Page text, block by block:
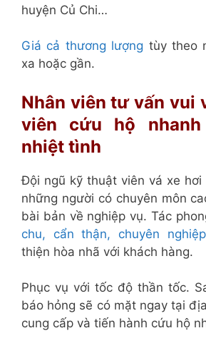
huyện Củ Chi…
Giá cả thương lượng tùy theo
xa hoặc gần.
Nhân viên tư vấn vui
viên cứu hộ
nhiệt tình
Đội ngũ kỹ thuật viên vá xe
những người có chuyên môn
bài bản về nghiệp vụ. Tác
chu, cẩn thận, chuyên
thiện hòa nhã với khách hàng.
Phục vụ với tốc độ thần tốc.
báo hỏng sẽ có mặt ngay tại
cung cấp và tiến hành cứu hộ